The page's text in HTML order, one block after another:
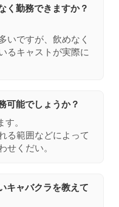
く勤務できますか？
いですが、飲めなく
るキャストが実際に
可能でしょうか？
。
る範囲などによって
せくだい。
キャバクラを教えて